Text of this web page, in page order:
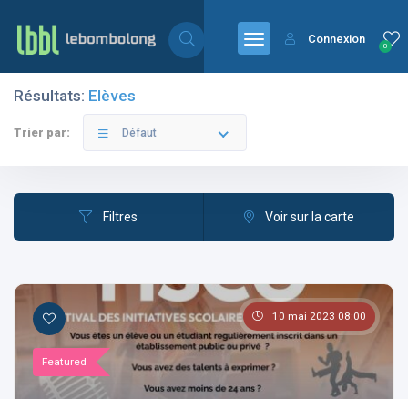
0
Connexion
Filtres Catégories
Les catégories
Résultats: Elèves
Trier par: Défaut
Filtres Voir sur la carte
Featured
10 mai 2023 08:00